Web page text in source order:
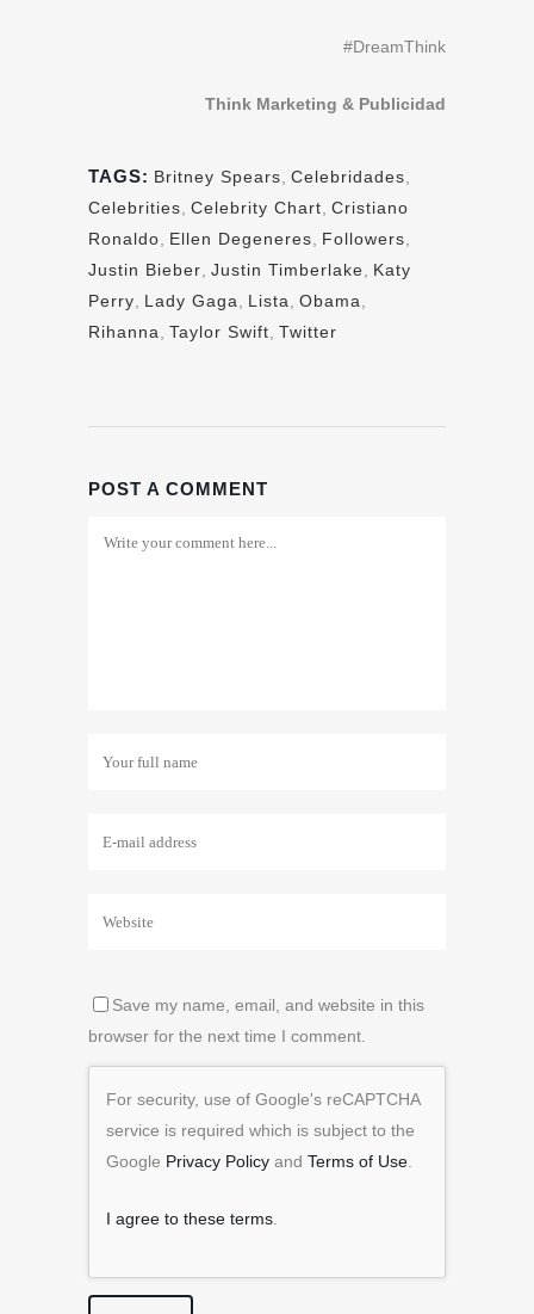
#DreamThink
Think Marketing & Publicidad
TAGS: Britney Spears Celebridades
Celebrities Celebrity Chart Cristiano
Ronaldo
Ellen Degeneres Followers
Justin Bieber Justin Timberlake
Katy
Perry
Lady Gaga Lista Obama
Rihanna
Taylor Swift Twitter
POST A COMMENT
Save my name, email, and website in this
browser for the next time I comment.
For security, use of Google's reCAPTCHA
service is required which is subject to the
Google Privacy Policy and Terms of Use
I agree to these terms